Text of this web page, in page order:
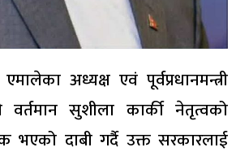
अध्यक्ष एवं पूर्वप्रधानमन्त्री
सुशीला कार्की नेतृत्वको
भएको दाबी गर्दै उक्त सरकारलाई